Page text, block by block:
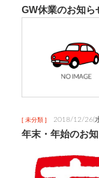
GW休業のお知ら
[ 未分類 ] 2018/12/26(
年末・年始のお知